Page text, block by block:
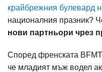
крайбрежния булевард
националния празник?
нови партньори чрез
Според френската
че младият мъж водел